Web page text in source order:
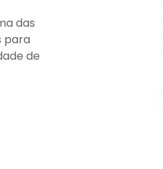
das
para
de